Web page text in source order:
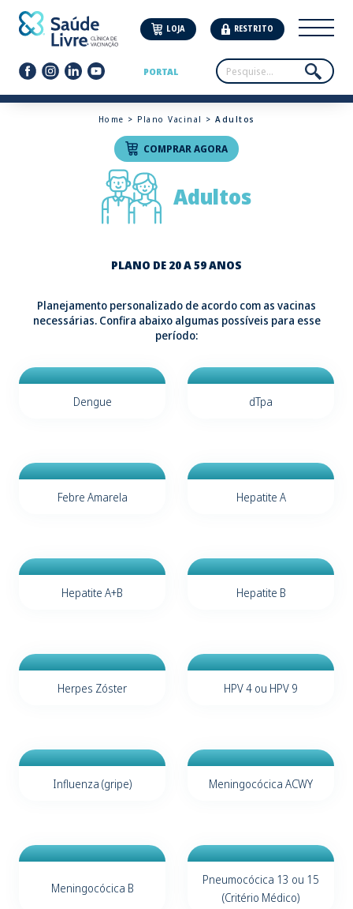
LOJA RESTRITO
PORTAL
Home > Plano Vacinal > Adultos
Adultos
COMPRAR AGORA
PLANO DE 20 A 59 ANOS
Planejamento personalizado de acordo com as vacinas
necessárias. Confira abaixo algumas possíveis para esse
período:
Dengue dTpa
Febre Amarela Hepatite A
Hepatite A+B Hepatite B
Herpes Zóster HPV 4 ou HPV 9
Influenza (gripe) Meningocócica ACWY
Meningocócica B
Pneumocócica 13 ou 15
(Critério Médico)